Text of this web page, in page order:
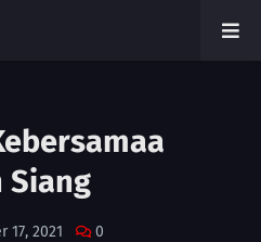
Siang
17, 2021 0